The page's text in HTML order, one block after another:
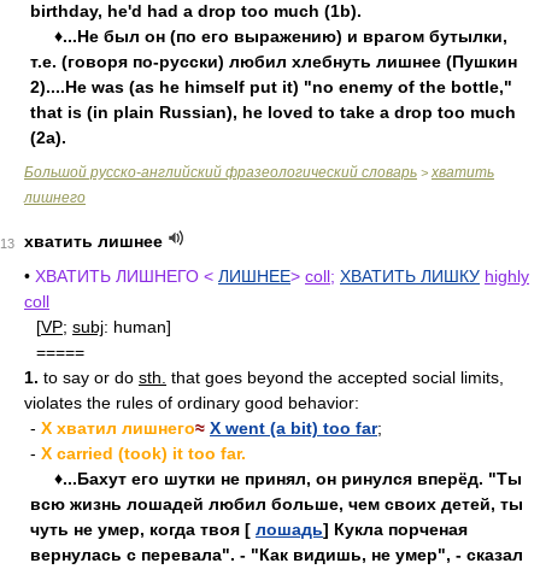
birthday, he'd had a drop too much (1b).
♦...Не был он (по его выражению) и врагом бутылки,
т.е. (говоря по-русски) любил хлебнуть лишнее (Пушкин
2)....He was (as he himself put it) "no enemy of the bottle,"
that is (in plain Russian), he loved to take a drop too much
(2a).
Большой русско-английский фразеологический словарь > хватить
лишнего
13
хватить лишнее
• ХВАТИТЬ ЛИШНЕГО < ЛИШНЕЕ> coll; ХВАТИТЬ ЛИШКУ highly
coll
[VP; subj: human]
=====
1. to say or do sth. that goes beyond the accepted social limits,
violates the rules of ordinary good behavior:
- X хватил лишнего≈ X went (a bit) too far;
- X carried (took) it too far.
♦...Бахут его шутки не принял, он ринулся вперёд. "Ты
всю жизнь лошадей любил больше, чем своих детей, ты
чуть не умер, когда твоя [ лошадь] Кукла порченая
вернулась с перевала". - "Как видишь, не умер", - сказал